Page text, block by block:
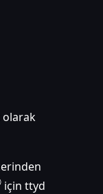
olarak
için ttyd